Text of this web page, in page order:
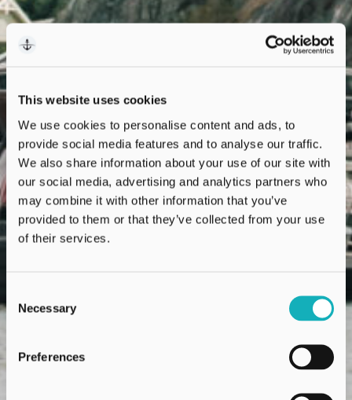
This website uses cookies
We use cookies to personalise content and ads, to
provide social media features and to analyse our traffic.
We also share information about your use of our site with
our social media, advertising and analytics partners who
may combine it with other information that you’ve
provided to them or that they’ve collected from your use
of their services.
Selection
Necessary
Preferences